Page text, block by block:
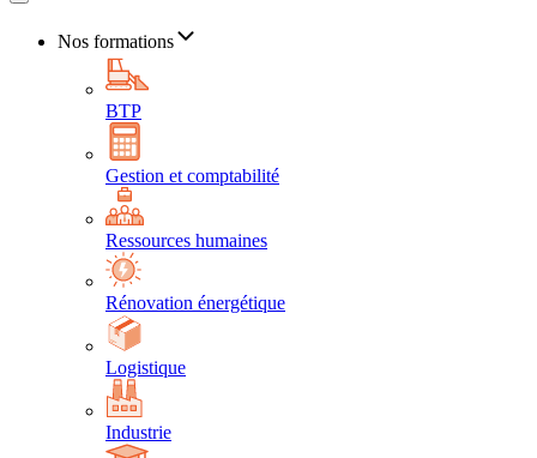
Nos formations
BTP
Gestion et comptabilité
Ressources humaines
Rénovation énergétique
Logistique
Industrie